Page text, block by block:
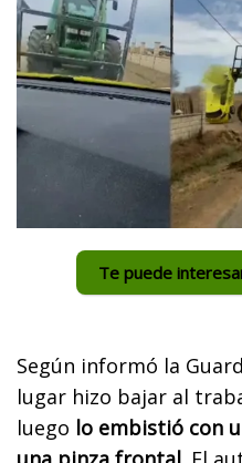
Te puede
Según informó la
lugar hizo bajar al
luego lo embistió con